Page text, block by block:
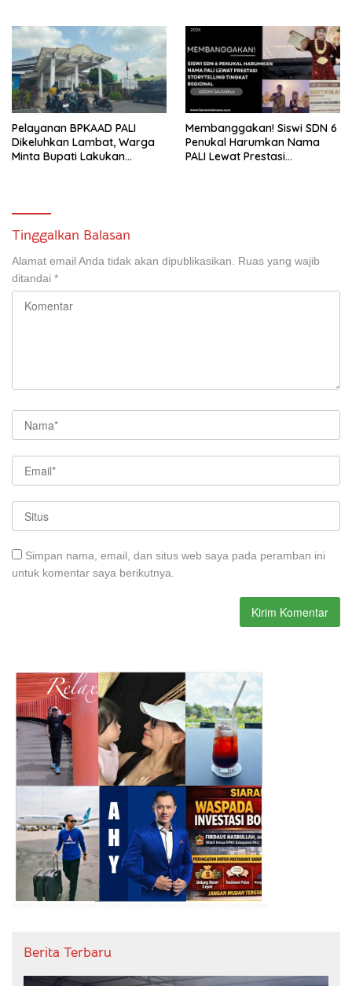
Melalui Reses Ke-2 Tahun
2026
Pelayanan BPKAAD PALI
Dikeluhkan Lambat, Warga
Minta Bupati Lakukan
Membanggakan! Siswi SDN 6
Penukal Harumkan Nama
PALI Lewat Prestasi
Tinggalkan Balasan
Alamat email Anda tidak akan dipublikasikan.
Ruas yang wajib
ditandai *
Simpan nama, email, dan situs web saya pada peramban ini
untuk komentar saya berikutnya.
Berita Terbaru